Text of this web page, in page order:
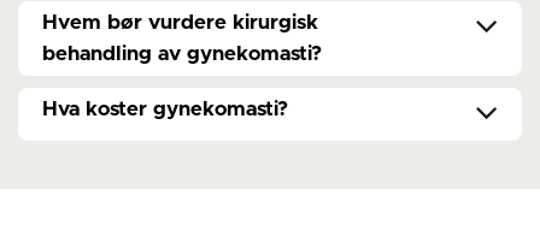
Hvem bør vurdere kirurgisk
behandling av gynekomasti?
Hva koster gynekomasti?